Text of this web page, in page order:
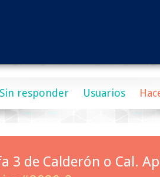
Sin responder Usuarios
3 de Calderón o Cal.